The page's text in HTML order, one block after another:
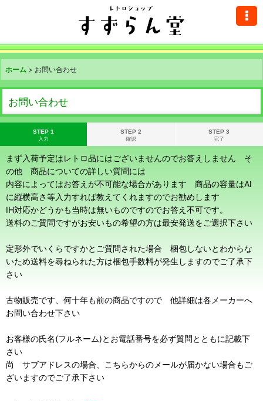
ホーム > お問い合わせ
お問い合わせ
STEP 1
入力
STEP 2
確認
STEP 3
完了
まず入荷予定はレトロ品にはございませんのでお答えしません そ
の他 商品についての詳しい質問には
内容によってはお答えが不可能な場合があります 商品の容量はAI
に縦横高さ等入力すれば教えてくれますのでお勧めします
IH対応かどうかも当時は無いものですのでお答え不可です。
送料のご質問ですがお安いもの希望の方は最安発送をご選択下さい
定形外でいくらですかとご質問された場合 梱包しないとわからな
いため送料を尋ねられた方は梱包手数料が発生しますのでご了承下
さい
古物販売です、何十年も前の商品ですので 他詳細は各メーカーへ
お問い合わせ下さい
お客様の氏名(フルネーム)とお電話番号を必ず質問とともに記載下
さい
尚 サブアドレスの場合、こちらからのメールが届かない場合もご
ざいますのでご了承下さい